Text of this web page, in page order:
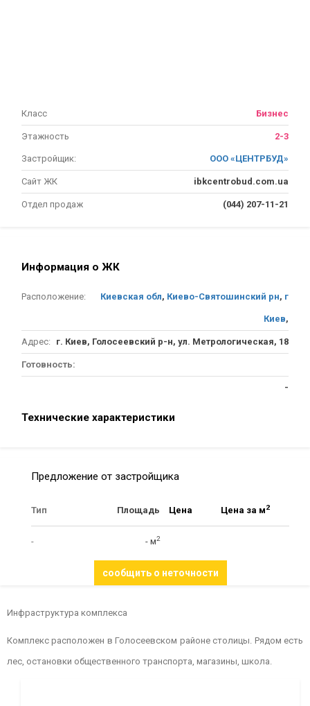
Класс Бизнес
Этажность 2-3
Застройщик: ООО «ЦЕНТРБУД»
Сайт ЖК ibkcentrobud.com.ua
Отдел продаж (044) 207-11-21
Информация о ЖК
Расположение: Киевская обл, Киево-Святошинский рн, г
Киев,
Адрес: г. Киев, Голосеевский р-н, ул. Метрологическая, 18
Готовность:
-
Технические характеристики
Предложение от застройщика
Тип Площадь Цена Цена за м2
- - м2
сообщить о неточности
Инфраструктура комплекса
Комплекс расположен в Голосеевском районе столицы. Рядом есть
лес, остановки общественного транспорта, магазины, школа.